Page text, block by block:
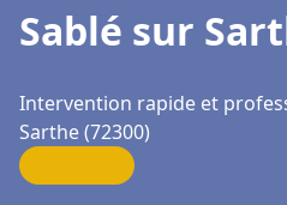
Sablé sur
Intervention rapide et
Sarthe (72300)